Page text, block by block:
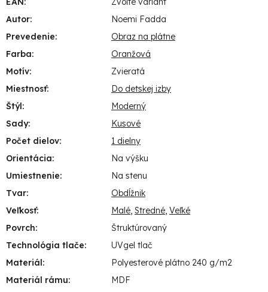
Autor:
Noemi Fadda
Prevedenie:
Obraz na plátne
Farba:
Oranžová
Motív:
Zvieratá
Miestnosť:
Do detskej izby
Štýl:
Moderný
Sady:
Kusové
Počet dielov:
1 dielny
Orientácia:
Na výšku
Umiestnenie:
Na stenu
Tvar:
Obdĺžnik
Veľkosť: Malé, Stredné, Veľké
Povrch:
Štruktúrovaný
Technológia tlače:
UVgel tlač
Materiál:
Polyesterové plátno 240 g/m2
Materiál rámu:
MDF